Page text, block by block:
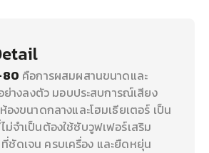
80 คือการผสมผสานขนาดและ
ย่างลงตัว มอบประสบการณ์เสียง
งขนาดกลางและโฮมเธียเตอร์ เป็น
จำเป็นต้องใช้ซับวูฟเฟอร์เสริม
ชัดเจน ครบเครื่อง และยืดหยุ่น